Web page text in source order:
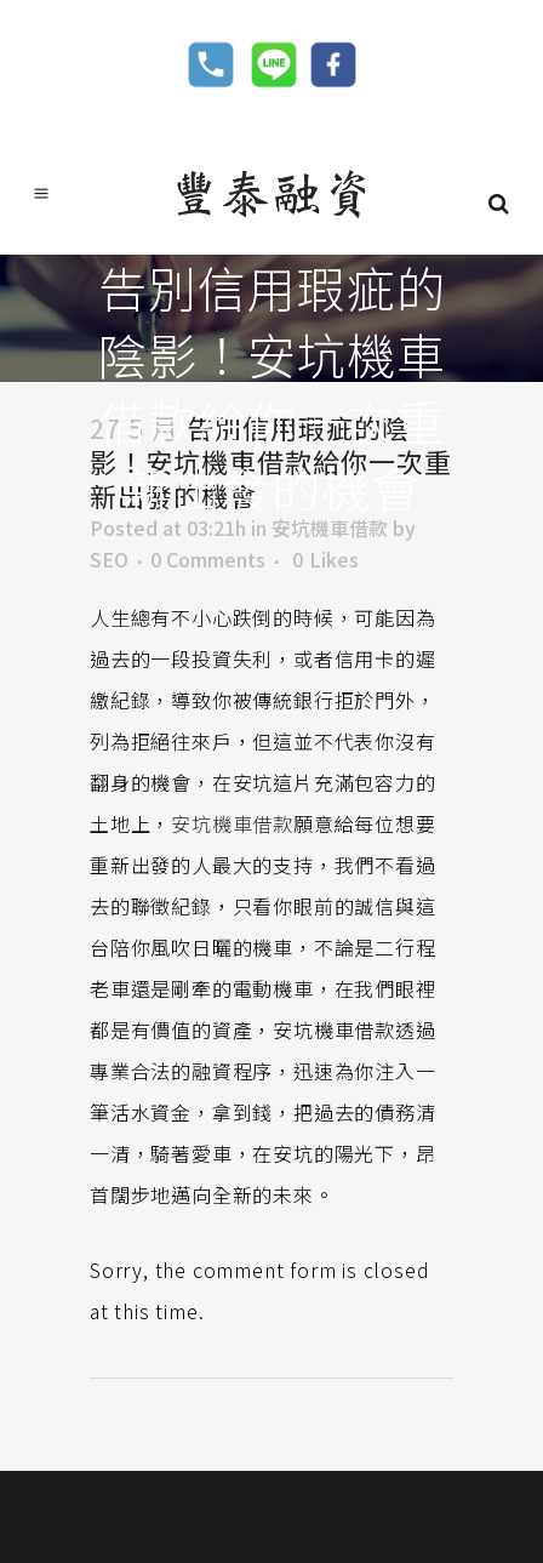
告別信用瑕疵的
陰影！安坑機車
借款給你一次重
新出發的機會
27 5 月 告別信用瑕疵的陰
影！安坑機車借款給你一次重
新出發的機會
Posted at 03:21h in 安坑機車借款 by
SEO
0 Comments 0 Likes
人生總有不小心跌倒的時候，可能因為
過去的一段投資失利，或者信用卡的遲
繳紀錄，導致你被傳統銀行拒於門外，
列為拒絕往來戶，但這並不代表你沒有
翻身的機會，在安坑這片充滿包容力的
土地上， 安坑機車借款願意給每位想要
重新出發的人最大的支持，我們不看過
去的聯徵紀錄，只看你眼前的誠信與這
台陪你風吹日曬的機車，不論是二行程
老車還是剛牽的電動機車，在我們眼裡
都是有價值的資產，安坑機車借款透過
專業合法的融資程序，迅速為你注入一
筆活水資金，拿到錢，把過去的債務清
一清，騎著愛車，在安坑的陽光下，昂
首闊步地邁向全新的未來。
Sorry, the comment form is closed
at this time.